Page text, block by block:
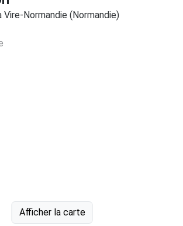
Vire-Normandie (Normandie)
Afficher la carte